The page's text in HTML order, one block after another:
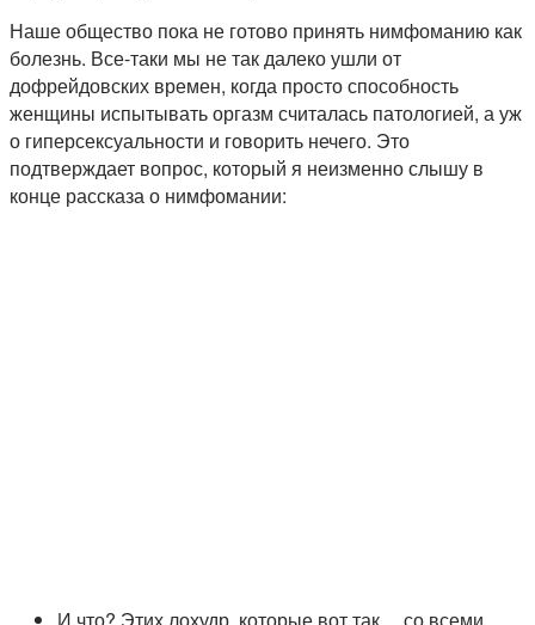
Наше общество пока не готово принять нимфоманию как
болезнь. Все-таки мы не так далеко ушли от
дофрейдовских времен, когда просто способность
женщины испытывать оргазм считалась патологией, а уж
о гиперсексуальности и говорить нечего. Это
подтверждает вопрос, который я неизменно слышу в
конце рассказа о нимфомании: